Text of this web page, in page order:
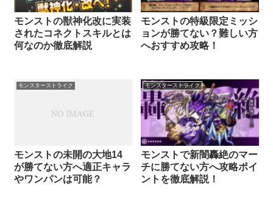
モンストの獣神化改に実装
されたコネクトスキルとは
何なのか徹底解説
モンストの特級限定ミッシ
ョンが勝てない？難しい方
へおすすめ攻略！
モンスターストライク
モンストの未開の大地14
が勝てない方へ適正キャラ
やワンパンは可能？
モンスターストライク
モンストで新闇轟絶のマー
チに勝てない方へ攻略ポイ
ントを徹底解説！